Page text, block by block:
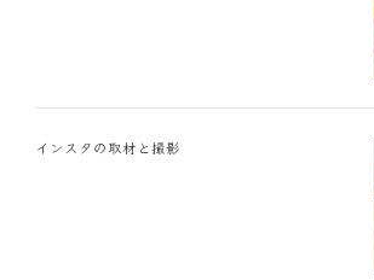
インスタの取材と撮影